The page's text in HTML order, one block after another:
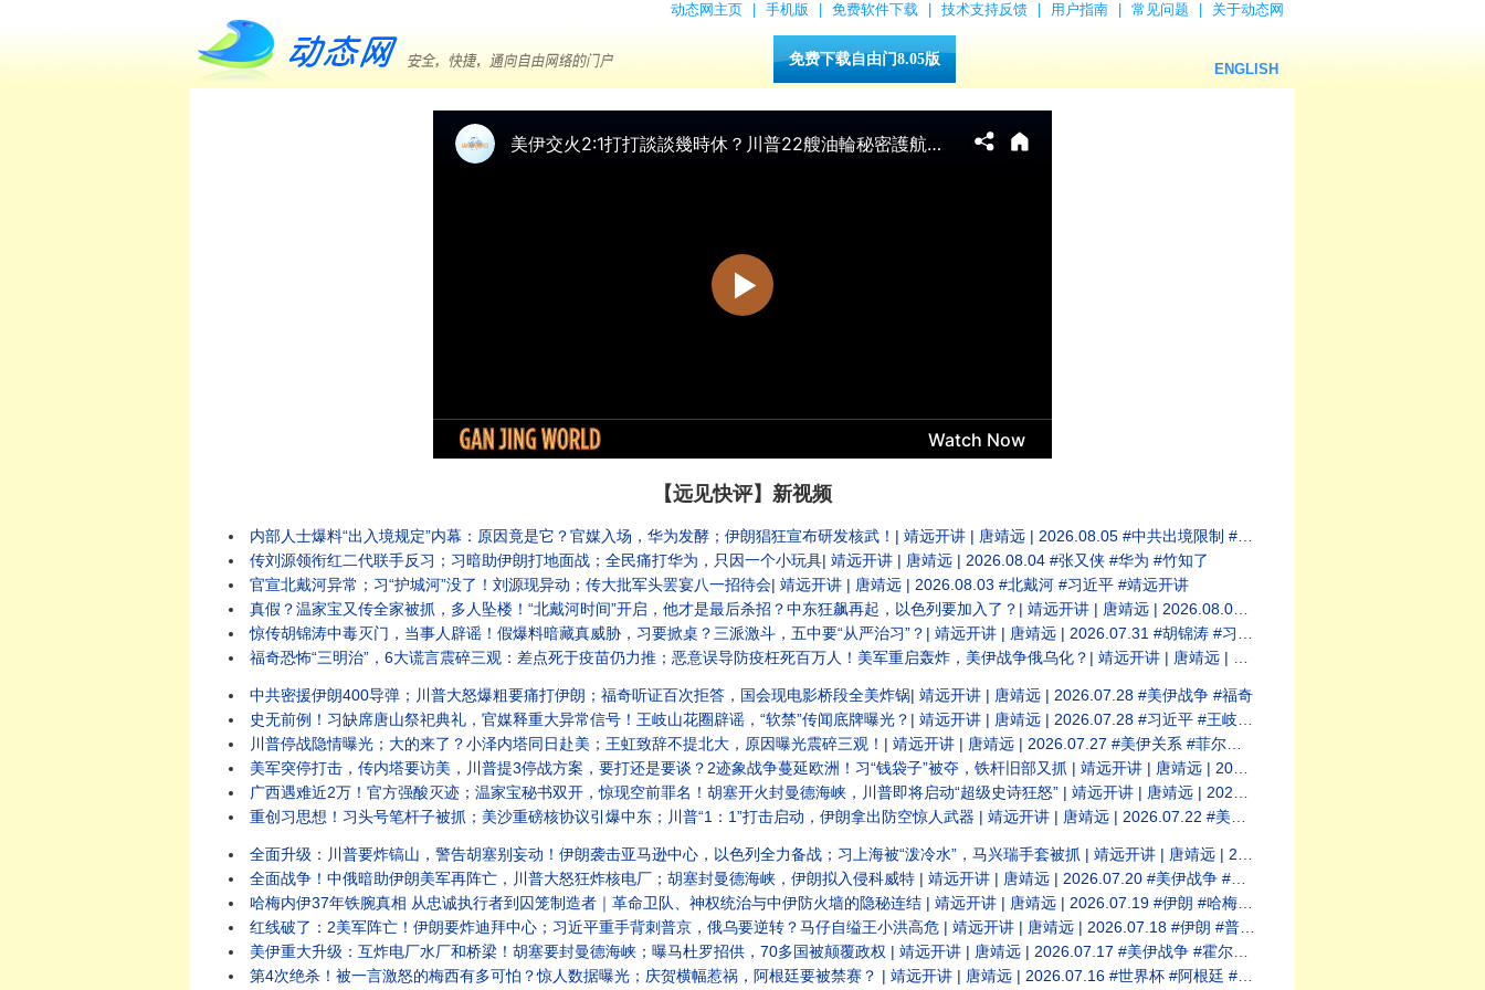
动态网主页 手机版 免费软件下载 技术支持反馈 用户指南 常见问题 关于动态网
免费下载自由门8.05版
ENGLISH
【远见快评】新视频
内部人士爆料“出入境规定”内幕：原因竟是它？官媒入场，华为发酵；伊朗猖狂宣布研发核武！| 靖远开讲 | 唐靖远 | 2026.08.05 #中共出境限制 #闭关锁国 #竹知了 #华为
传刘源领衔红二代联手反习；习暗助伊朗打地面战；全民痛打华为，只因一个小玩具| 靖远开讲 | 唐靖远 | 2026.08.04 #张又侠 #华为 #竹知了
官宣北戴河异常；习“护城河”没了！刘源现异动；传大批军头罢宴八一招待会| 靖远开讲 | 唐靖远 | 2026.08.03 #北戴河 #习近平 #靖远开讲
真假？温家宝又传全家被抓，多人坠楼！“北戴河时间”开启，他才是最后杀招？中东狂飙再起，以色列要加入了？| 靖远开讲 | 唐靖远 | 2026.08.01 #温家宝 #习近平 #北戴河
惊传胡锦涛中毒灭门，当事人辟谣！假爆料暗藏真威胁，习要掀桌？三派激斗，五中要“从严治习”？| 靖远开讲 | 唐靖远 | 2026.07.31 #胡锦涛 #习近平 #五中全会
福奇恐怖“三明治”，6大谎言震碎三观：差点死于疫苗仍力推；恶意误导防疫枉死百万人！美军重启轰炸，美伊战争俄乌化？| 靖远开讲 | 唐靖远 | 2026.07.29 #福奇 #Fauci #美伊冲突
中共密援伊朗400导弹；川普大怒爆粗要痛打伊朗；福奇听证百次拒答，国会现电影桥段全美炸锅| 靖远开讲 | 唐靖远 | 2026.07.28 #美伊战争 #福奇
史无前例！习缺席唐山祭祀典礼，官媒释重大异常信号！王岐山花圈辟谣，“软禁”传闻底牌曝光？| 靖远开讲 | 唐靖远 | 2026.07.28 #习近平 #王岐山 #北戴河会议
川普停战隐情曝光；大的来了？小泽内塔同日赴美；王虹致辞不提北大，原因曝光震碎三观！| 靖远开讲 | 唐靖远 | 2026.07.27 #美伊关系 #菲尔兹奖 #王虹
美军突停打击，传内塔要访美，川普提3停战方案，要打还是要谈？2迹象战争蔓延欧洲！习“钱袋子”被夺，铁杆旧部又抓 | 靖远开讲 | 唐靖远 | 2026.07.25 #美伊战争 #川普 #中共内斗
广西遇难近2万！官方强酸灭迹；温家宝秘书双开，惊现空前罪名！胡塞开火封曼德海峡，川普即将启动“超级史诗狂怒” | 靖远开讲 | 唐靖远 | 2026.07.23 #横州溃坝 #三峡大坝
重创习思想！习头号笔杆子被抓；美沙重磅核协议引爆中东；川普“1：1”打击启动，伊朗拿出防空惊人武器 | 靖远开讲 | 唐靖远 | 2026.07.22 #美伊战争 #习近平 #中共权斗
全面升级：川普要炸镐山，警告胡塞别妄动！伊朗袭击亚马逊中心，以色列全力备战；习上海被“泼冷水”，马兴瑞手套被抓 | 靖远开讲 | 唐靖远 | 2026.07.21 #美伊战争 #伊朗核设施
全面战争！中俄暗助伊朗美军再阵亡，川普大怒狂炸核电厂；胡塞封曼德海峡，伊朗拟入侵科威特 | 靖远开讲 | 唐靖远 | 2026.07.20 #美伊战争 #霍尔木兹海峡
哈梅内伊37年铁腕真相 从忠诚执行者到囚笼制造者｜革命卫队、神权统治与中伊防火墙的隐秘连结 | 靖远开讲 | 唐靖远 | 2026.07.19 #伊朗 #哈梅内伊
红线破了：2美军阵亡！伊朗要炸迪拜中心；习近平重手背刺普京，俄乌要逆转？马仔自缢王小洪高危 | 靖远开讲 | 唐靖远 | 2026.07.18 #伊朗 #普京 #俄乌
美伊重大升级：互炸电厂水厂和桥梁！胡塞要封曼德海峡；曝马杜罗招供，70多国被颠覆政权 | 靖远开讲 | 唐靖远 | 2026.07.17 #美伊战争 #霍尔木兹海峡 #川普
第4次绝杀！被一言激怒的梅西有多可怕？惊人数据曝光；庆贺横幅惹祸，阿根廷要被禁赛？ | 靖远开讲 | 唐靖远 | 2026.07.16 #世界杯 #阿根廷 #梅西